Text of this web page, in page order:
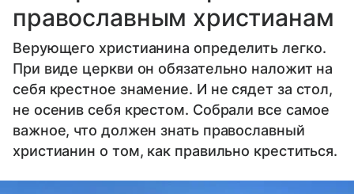
православным христианам
Верующего христианина определить легко.
При виде церкви он обязательно наложит на
себя крестное знамение. И не сядет за стол,
не осенив себя крестом. Собрали все самое
важное, что должен знать православный
христианин о том, как правильно креститься.